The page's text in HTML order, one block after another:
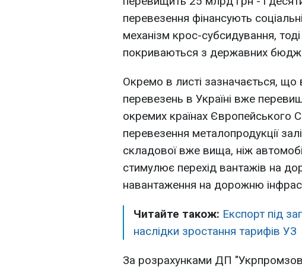
перевезення фінансують
механізм крос-субсидування,
покриваються з державних
Окремо в листі зазначається, що
перевезень в Україні вже
окремих країнах Європейського
перевезення металопродукції
складової вже вища, ніж
стимулює перехід вантажів на
навантаження на дорожню
Читайте також: Експорт під
наслідки зростання тарифів УЗ
За розрахунками ДП